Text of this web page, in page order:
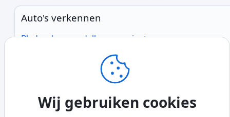
Auto's verkennen
Blader door modellen en varianten
Bekijk onze partners
Wij gebruiken cookies